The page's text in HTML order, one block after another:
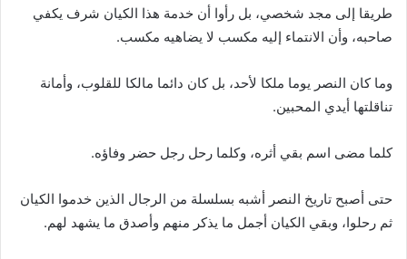
طريقا إلى مجد شخصي، بل رأوا أن خدمة هذا الكيان شرف يكفي
صاحبه، وأن الانتماء إليه مكسب لا يضاهيه مكسب.
وما كان النصر يوما ملكا لأحد، بل كان دائما مالكا للقلوب، وأمانة
تناقلتها أيدي المحبين.
كلما مضى اسم بقي أثره، وكلما رحل رجل حضر وفاؤه.
حتى أصبح تاريخ النصر أشبه بسلسلة من الرجال الذين خدموا الكيان
ثم رحلوا، وبقي الكيان أجمل ما يذكر منهم وأصدق ما يشهد لهم.